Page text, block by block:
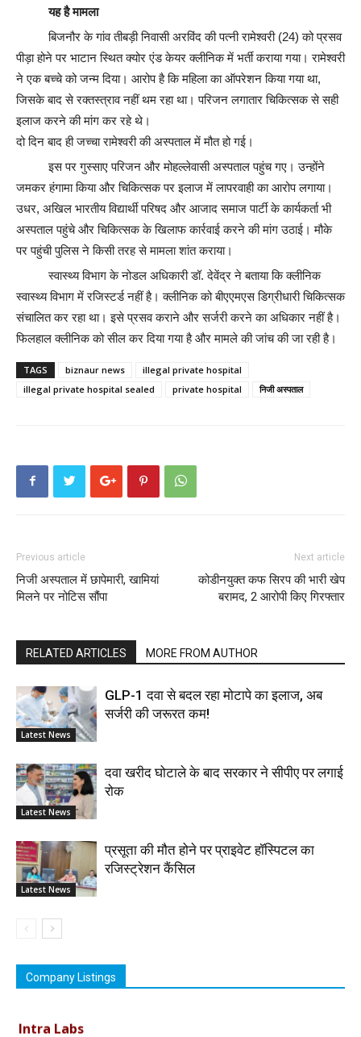
यह है मामला
बिजनौर के गांव तीबड़ी निवासी अरविंद की पत्नी रामेश्वरी (24) को प्रसव
पीड़ा होने पर भाटान स्थित क्योर एंड केयर क्लीनिक में भर्ती कराया गया। रामेश्वरी
ने एक बच्चे को जन्म दिया। आरोप है कि महिला का ऑपरेशन किया गया था,
जिसके बाद से रक्तस्त्राव नहीं थम रहा था। परिजन लगातार चिकित्सक से सही
इलाज करने की मांग कर रहे थे।
दो दिन बाद ही जच्चा रामेश्वरी की अस्पताल में मौत हो गई।
इस पर गुस्साए परिजन और मोहल्लेवासी अस्पताल पहुंच गए। उन्होंने
जमकर हंगामा किया और चिकित्सक पर इलाज में लापरवाही का आरोप लगाया।
उधर, अखिल भारतीय विद्यार्थी परिषद और आजाद समाज पार्टी के कार्यकर्ता भी
अस्पताल पहुंचे और चिकित्सक के खिलाफ कार्रवाई करने की मांग उठाई। मौके
पर पहुंची पुलिस ने किसी तरह से मामला शांत कराया।
स्वास्थ्य विभाग के नोडल अधिकारी डॉ. देवेंद्र ने बताया कि क्लीनिक
स्वास्थ्य विभाग में रजिस्टर्ड नहीं है। क्लीनिक को बीएएमएस डिग्रीधारी चिकित्सक
संचालित कर रहा था। इसे प्रसव कराने और सर्जरी करने का अधिकार नहीं है।
फिलहाल क्लीनिक को सील कर दिया गया है और मामले की जांच की जा रही है।
TAGS biznaur news
illegal private hospital
illegal private hospital sealed
private hospital निजी अस्पताल
Previous article
निजी अस्पताल में छापेमारी, खामियां
मिलने पर नोटिस सौंपा
Next article
कोडीनयुक्त कफ सिरप की भारी खेप
बरामद, 2 आरोपी किए गिरफ्तार
RELATED ARTICLES MORE FROM AUTHOR
Latest News
GLP-1 दवा से बदल रहा मोटापे का इलाज, अब
सर्जरी की जरूरत कम!
Latest News
दवा खरीद घोटाले के बाद सरकार ने सीपीए पर लगाई
रोक
Latest News
प्रसूता की मौत होने पर प्राइवेट हॉस्पिटल का
रजिस्ट्रेशन कैंसिल
Company Listings
Vimson Derma1
Intra Labs